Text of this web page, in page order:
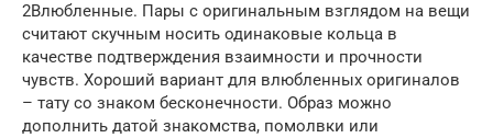
2Влюбленные. Пары с оригинальным взглядом на вещи
считают скучным носить одинаковые кольца в
качестве подтверждения взаимности и прочности
чувств. Хороший вариант для влюбленных оригиналов
– тату со знаком бесконечности. Образ можно
дополнить датой знакомства, помолвки или